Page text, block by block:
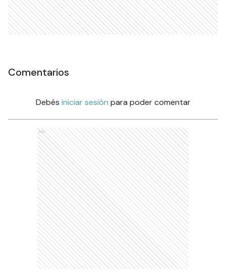
Comentarios
Debés iniciar sesión para poder comentar
Ads